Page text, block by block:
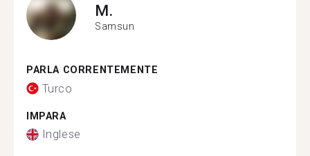
M.
Samsun
PARLA CORRENTEMENTE
Turco
IMPARA
Inglese